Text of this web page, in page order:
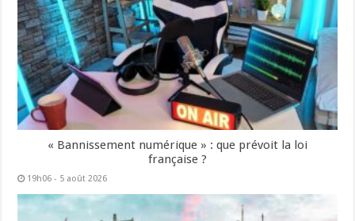
« Bannissement numérique » : que prévoit la loi
française ?
19h06 - 5 août 2026